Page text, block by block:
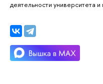
деятельности университета